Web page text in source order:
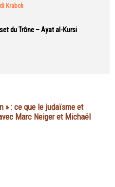
Krabch
du Trône – Ayat al-Kursi
» : ce que le judaïsme et
Marc Neiger et Michaël